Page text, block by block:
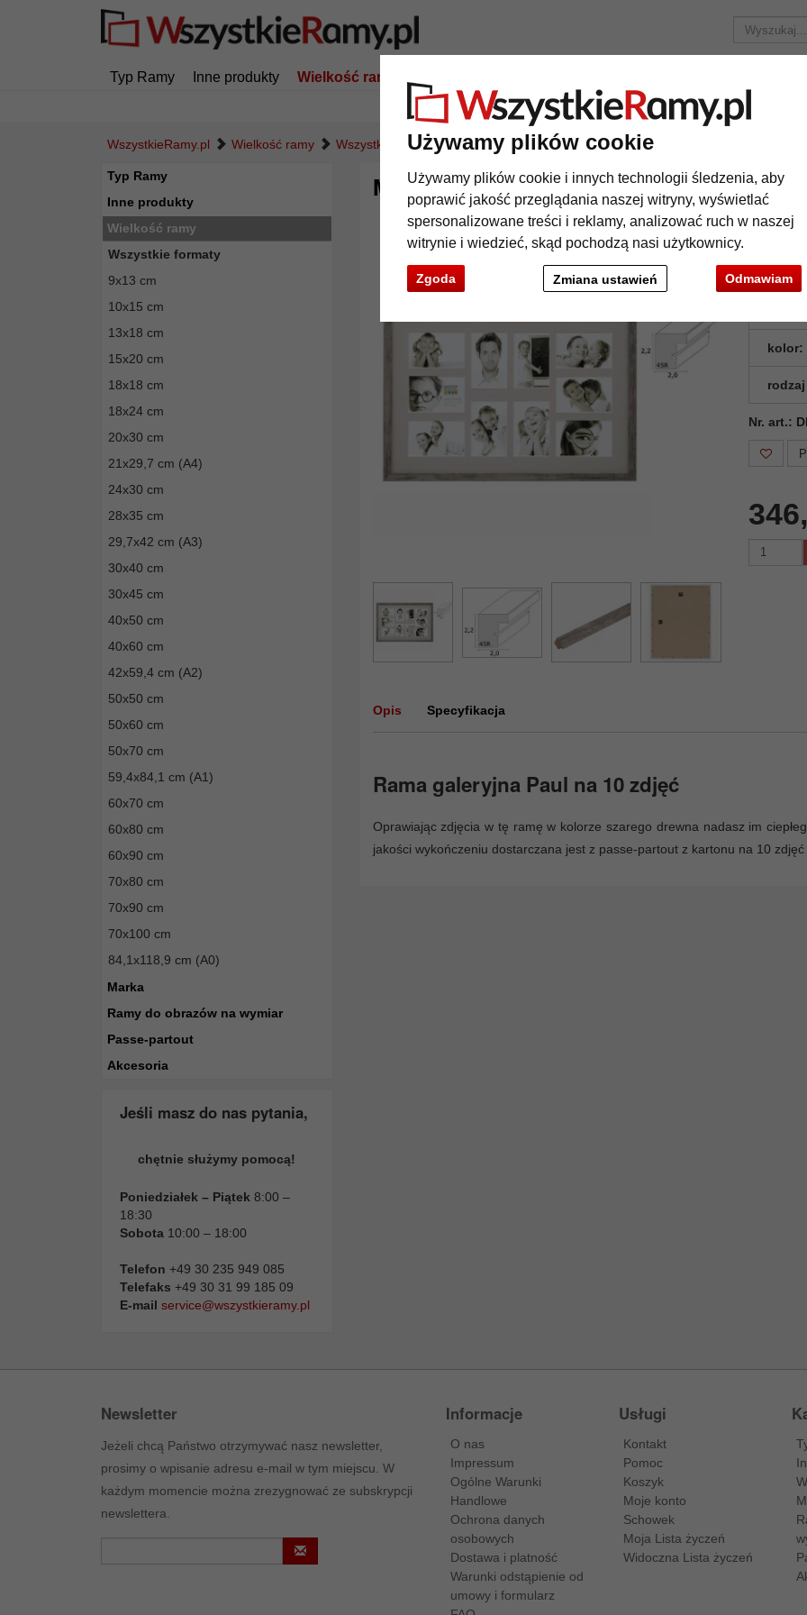
Używamy plików cookie
Używamy plików cookie i innych technologii śledzenia, aby
poprawić jakość przeglądania naszej witryny, wyświetlać
spersonalizowane treści i reklamy, analizować ruch w naszej
witrynie i wiedzieć, skąd pochodzą nasi użytkownicy.
Zgoda Odmawiam
Zmiana ustawień
Typ Ramy Inne produkty Wielkość ramy
Tylko 25,95 zł za wysyłkę.
WszystkieRamy.pl Wielkość ramy Wszystkie formaty Multiramka Paul na 10 zdjęć
Typ Ramy
Inne produkty
Wielkość ramy
Wszystkie formaty
9x13 cm
10x15 cm
13x18 cm
15x20 cm
18x18 cm
18x24 cm
20x30 cm
21x29,7 cm (A4)
24x30 cm
28x35 cm
29,7x42 cm (A3)
30x40 cm
30x45 cm
40x50 cm
40x60 cm
42x59,4 cm (A2)
50x50 cm
50x60 cm
50x70 cm
59,4x84,1 cm (A1)
60x70 cm
60x80 cm
60x90 cm
70x80 cm
70x90 cm
70x100 cm
84,1x118,9 cm (A0)
Marka
Ramy do obrazów na wymiar
Passe-partout
Akcesoria
Jeśli masz do nas pytania,
chętnie służymy pomocą!
Poniedziałek – Piątek 8:00 –
18:30
Sobota 10:00 – 18:00
Telefon +49 30 235 949 085
Telefaks +49 30 31 99 185 09
E-mail service@wszystkieramy.pl
Multiramka Paul na 10 zdjęć
kolor:
rodzaj
Nr. art.:
Opis Specyfikacja
Rama galeryjna Paul na 10 zdjęć
Oprawiając zdjęcia w tę ramę w kolorze szarego drewna nadasz im
jakości wykończeniu dostarczana jest z passe-partout z kartonu na 10
Newsletter
Jeżeli chcą Państwo otrzymywać nasz newsletter,
prosimy o wpisanie adresu e-mail w tym miejscu. W
każdym momencie można zrezygnować ze subskrypcji
newslettera.
Informacje
O nas
Impressum
Ogólne Warunki
Handlowe
Ochrona danych
osobowych
Dostawa i platność
Warunki odstąpienie od
umowy i formularz
Usługi
Kontakt
Pomoc
Koszyk
Moje konto
Schowek
Moja Lista życzeń
Widoczna Lista życzeń